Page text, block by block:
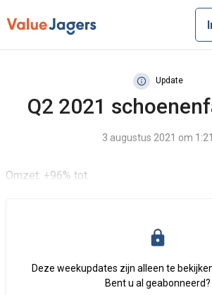
Update
Q2 2021
3 augustus 2021 om 1:21
Omzet: +96% tot
Deze weekupdates zijn alleen te
Bent u al geabonneerd?